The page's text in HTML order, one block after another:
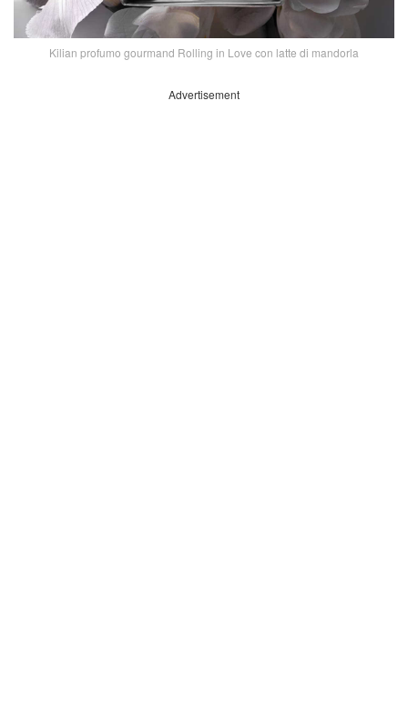
Kilian profumo gourmand Rolling in Love con latte di mandorla
Advertisement